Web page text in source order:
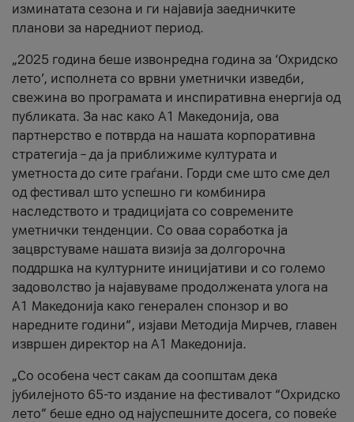
изминатата сезона и ги најавија заедничките
планови за наредниот период.
„2025 година беше извонредна година за ‘Охридско
лето’, исполнета со врвни уметнички изведби,
свежина во програмата и инспиративна енергија од
публиката. За нас како A1 Македонија, ова
партнерство е потврда на нашата корпоративна
стратегија – да ја приближиме културата и
уметноста до сите граѓани. Горди сме што сме дел
од фестивал што успешно ги комбинира
наследството и традицијата со современите
уметнички тенденции. Со оваа соработка ја
зацврстуваме нашата визија за долгорочна
поддршка на културните иницијативи и со големо
задоволство ја најавуваме продолжената улога на
A1 Македонија како генерален спонзор и во
наредните години“, изјави Методија Мирчев, главен
извршен директор на A1 Македонија.
„Со особена чест сакам да соопштам дека
јубилејното 65-то издание на фестивалот “Охридско
лето” беше едно од најуспешните досега, со повеќе